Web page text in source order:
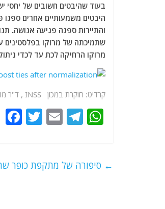
בעוד שהיבטים חשובים של יחסי
היבטים משמעותיים אחרים ספגו
והתיירות ספגה פגיעה אנושה.
שתמיכתה של מרוקו בפלסטינים
מרוקו הרחיקה לכת עד לכדי
קרדיט: חוקרת במכון INSS , ד"ר מור לינק קרדיט לתמונות: אלערביה
W
s
T
g
E
l
T
er ← סיפורה של מתקפת כופר